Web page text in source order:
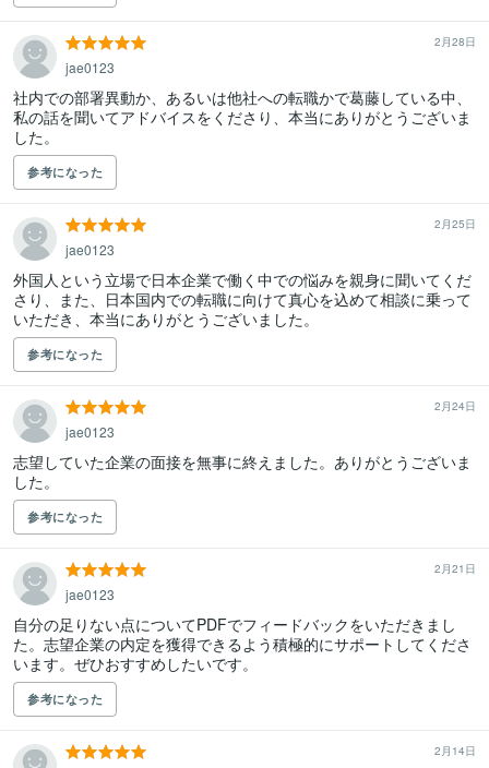
2月28日
jae0123
社内での部署異動か、あるいは他社への転職かで葛藤している中、
私の話を聞いてアドバイスをくださり、本当にありがとうございま
した。
参考になった
2月25日
jae0123
外国人という立場で日本企業で働く中での悩みを親身に聞いてくだ
さり、また、日本国内での転職に向けて真心を込めて相談に乗って
いただき、本当にありがとうございました。
参考になった
2月24日
jae0123
志望していた企業の面接を無事に終えました。ありがとうございま
した。
参考になった
2月21日
jae0123
自分の足りない点についてPDFでフィードバックをいただきまし
た。志望企業の内定を獲得できるよう積極的にサポートしてくださ
います。ぜひおすすめしたいです。
参考になった
2月14日